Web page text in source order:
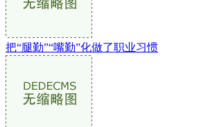
把“腿勤”“嘴勤”化做了职业习惯